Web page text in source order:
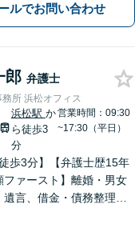
ルでお問い合わせ
郎 弁護士
所 浜松オフィス
浜松駅 か
ら徒歩3
分
営業時間：09:30
~17:30（平日）
歩3分】【弁護士歴15年
ファースト】離婚・男女
言、借金・債務整理な